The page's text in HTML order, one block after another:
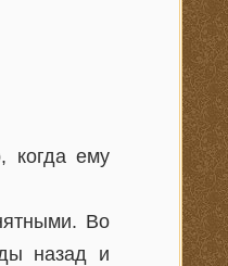
когда ему
Во
назад и